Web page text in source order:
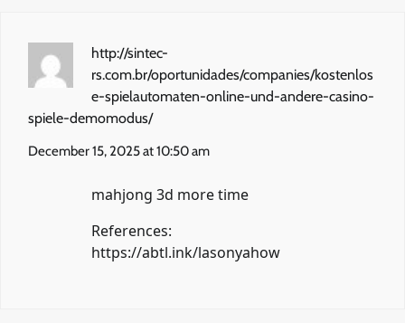
http://sintec-
rs.com.br/oportunidades/companies/kostenlos
e-spielautomaten-online-und-andere-casino-
spiele-demomodus/
December 15, 2025 at 10:50 am
mahjong 3d more time
References:
https://abtl.ink/lasonyahow